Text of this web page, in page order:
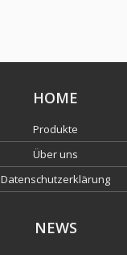
HOME
Produkte
Über uns
Datenschutzerklärung
NEWS